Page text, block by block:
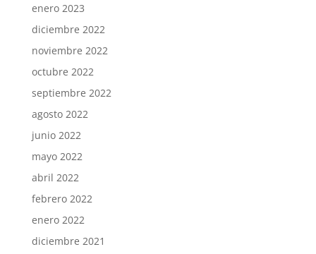
enero 2023
diciembre 2022
noviembre 2022
octubre 2022
septiembre 2022
agosto 2022
junio 2022
mayo 2022
abril 2022
febrero 2022
enero 2022
diciembre 2021